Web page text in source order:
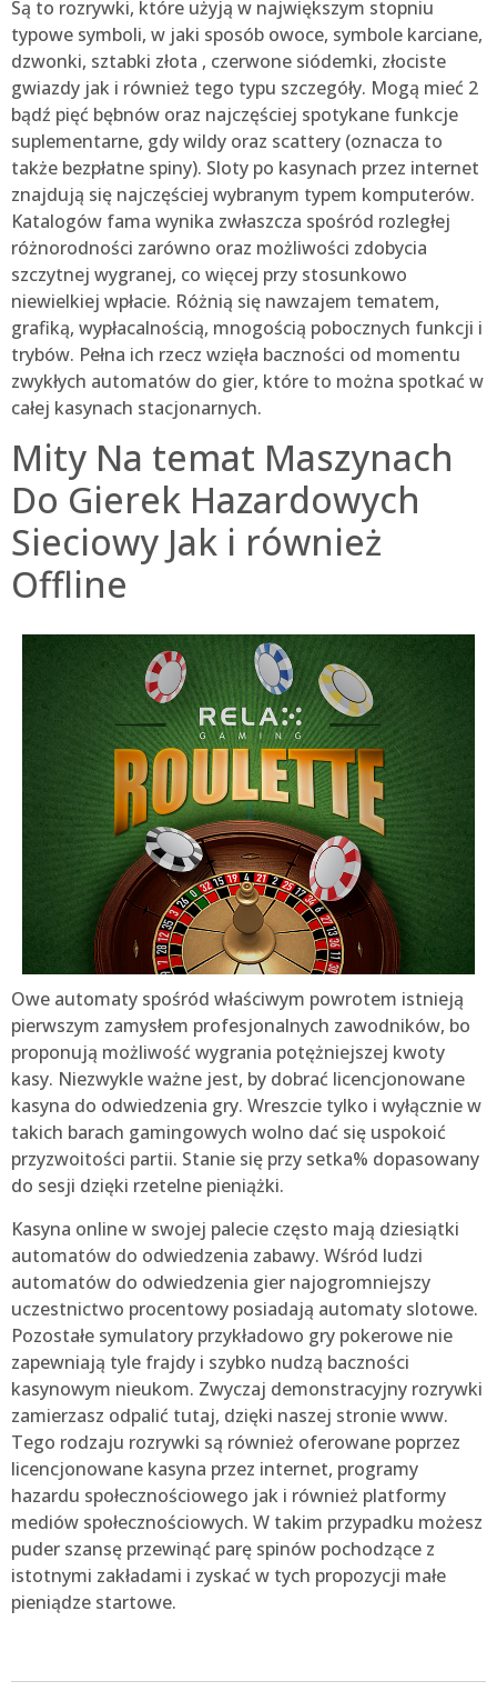
Są to rozrywki, które użyją w największym stopniu
typowe symboli, w jaki sposób owoce, symbole karciane,
dzwonki, sztabki złota , czerwone siódemki, złociste
gwiazdy jak i również tego typu szczegóły. Mogą mieć 2
bądź pięć bębnów oraz najczęściej spotykane funkcje
suplementarne, gdy wildy oraz scattery (oznacza to
także bezpłatne spiny). Sloty po kasynach przez internet
znajdują się najczęściej wybranym typem komputerów.
Katalogów fama wynika zwłaszcza spośród rozległej
różnorodności zarówno oraz możliwości zdobycia
szczytnej wygranej, co więcej przy stosunkowo
niewielkiej wpłacie. Różnią się nawzajem tematem,
grafiką, wypłacalnością, mnogością pobocznych funkcji i
trybów. Pełna ich rzecz wzięła baczności od momentu
zwykłych automatów do gier, które to można spotkać w
całej kasynach stacjonarnych.
Mity Na temat Maszynach
Do Gierek Hazardowych
Sieciowy Jak i również
Offline
Owe automaty spośród właściwym powrotem istnieją
pierwszym zamysłem profesjonalnych zawodników, bo
proponują możliwość wygrania potężniejszej kwoty
kasy. Niezwykle ważne jest, by dobrać licencjonowane
kasyna do odwiedzenia gry. Wreszcie tylko i wyłącznie w
takich barach gamingowych wolno dać się uspokoić
przyzwoitości partii. Stanie się przy setka% dopasowany
do sesji dzięki rzetelne pieniążki.
Kasyna online w swojej palecie często mają dziesiątki
automatów do odwiedzenia zabawy. Wśród ludzi
automatów do odwiedzenia gier najogromniejszy
uczestnictwo procentowy posiadają automaty slotowe.
Pozostałe symulatory przykładowo gry pokerowe nie
zapewniają tyle frajdy i szybko nudzą baczności
kasynowym nieukom. Zwyczaj demonstracyjny rozrywki
zamierzasz odpalić tutaj, dzięki naszej stronie www.
Tego rodzaju rozrywki są również oferowane poprzez
licencjonowane kasyna przez internet, programy
hazardu społecznościowego jak i również platformy
mediów społecznościowych. W takim przypadku możesz
puder szansę przewinąć parę spinów pochodzące z
istotnymi zakładami i zyskać w tych propozycji małe
pieniądze startowe.